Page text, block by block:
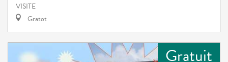
VISITE
Gratot
Gratuit